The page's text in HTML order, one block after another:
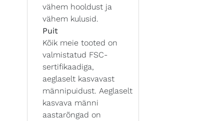
vähem hooldust ja
vähem kulusid.
Puit
Kõik meie tooted on
valmistatud FSC-
sertifikaadiga,
aeglaselt kasvavast
männipuidust. Aeglaselt
kasvava männi
aastarõngad on